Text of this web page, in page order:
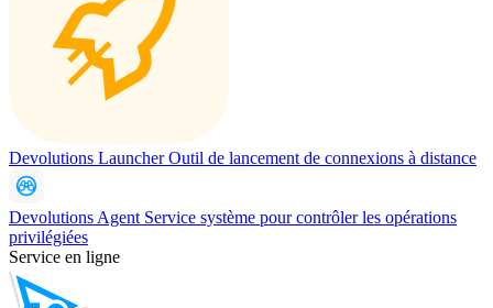
Devolutions LauncherOutil de lancement de connexions à distance
Devolutions Agent Service système pour contrôler les opérations
privilégiées
Service en ligne